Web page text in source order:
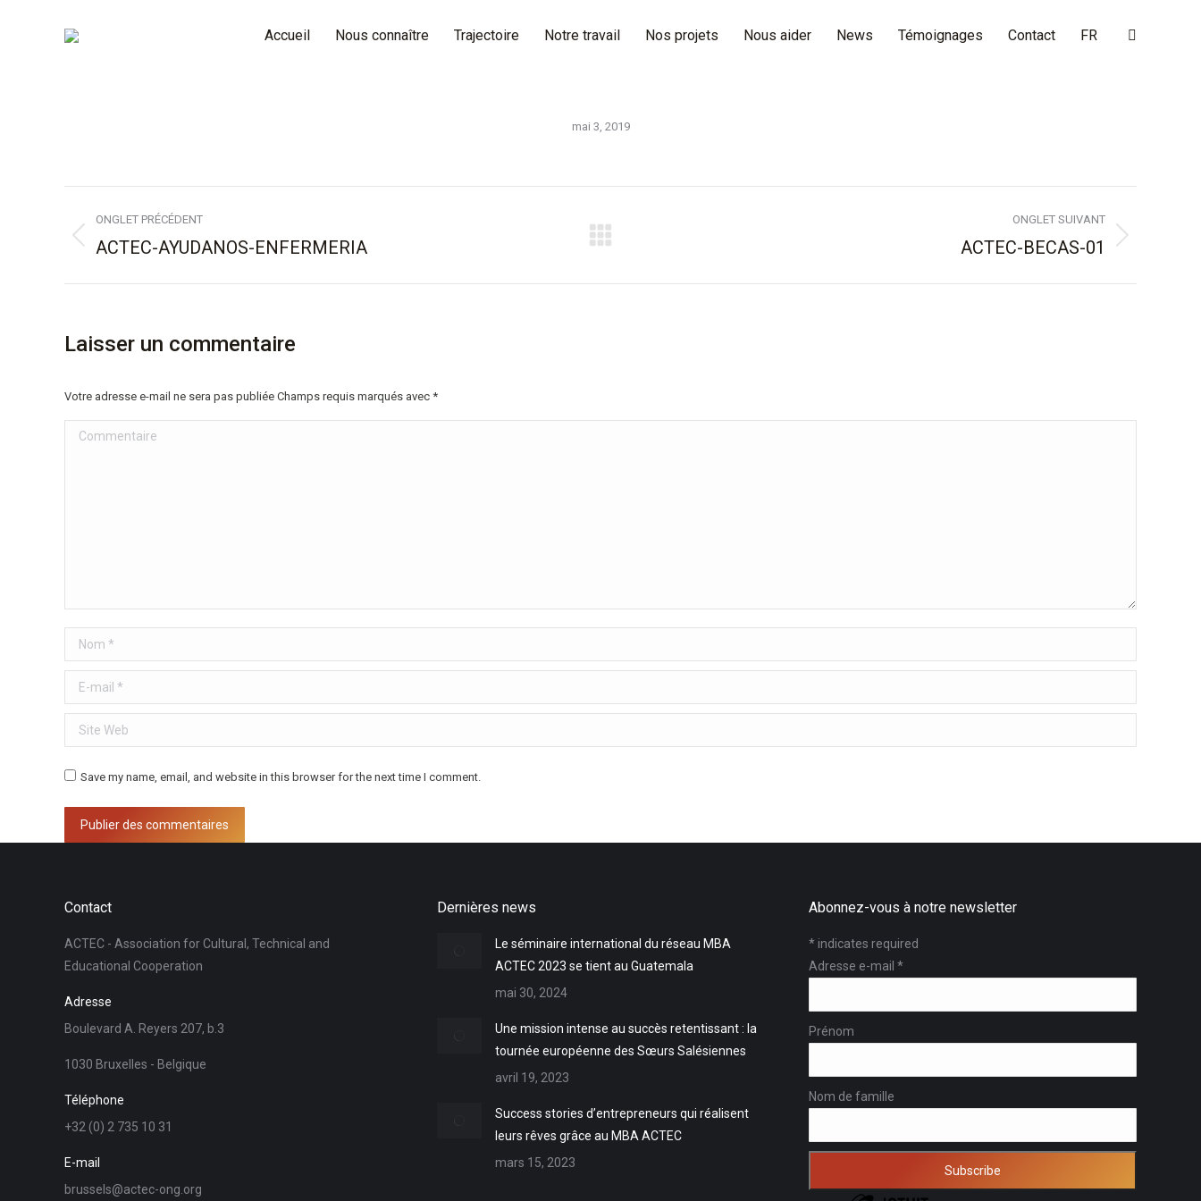
Accueil Nous connaître Trajectoire Notre travail Nos projets Nous aider News Témoignages Contact FR Search:
mai 3, 2019
Navigation
de
commentaire
ONGLET PRÉCÉDENT
Onglet
ACTEC-AYUDANOS-ENFERMERIA
ONGLET SUIVANT
ACTEC-BECAS-01
Laisser un commentaire
Votre adresse e-mail ne sera pas publiée Champs requis marqués avec *
Commentaire
Nom *
E-mail *
Site Web
Save my name, email, and website in this browser for the next time I comment.
Publier des commentaires
Contact
ACTEC - Association for Cultural, Technical and
Educational Cooperation
Adresse
Boulevard A. Reyers 207, b.3
1030 Bruxelles - Belgique
Téléphone
+32 (0) 2 735 10 31
E-mail
brussels@actec-ong.org
Dernières news
Le séminaire international du réseau MBA
ACTEC 2023 se tient au Guatemala
mai 30, 2024
Une mission intense au succès retentissant : la
tournée européenne des Sœurs Salésiennes
avril 19, 2023
Success stories d’entrepreneurs qui réalisent
leurs rêves grâce au MBA ACTEC
mars 15, 2023
Abonnez-vous à notre newsletter
*indicates required
Adresse e-mail*
Prénom
Nom de famille